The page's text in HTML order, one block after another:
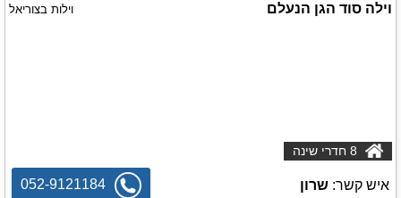
וילה סוד הגן הנעלם וילות בצוריאל
איש קשר: שרון 052-9121184